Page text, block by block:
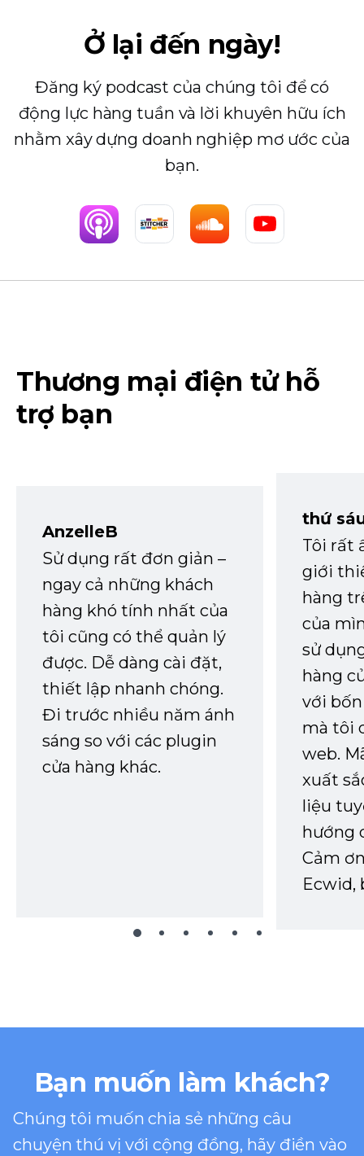
Ở lại đến ngày!
Đăng ký podcast của chúng tôi để có
động lực hàng tuần và lời khuyên hữu ích
nhằm xây dựng doanh nghiệp mơ ước của
bạn.
Thương mại điện tử hỗ
trợ bạn
AnzelleB
Sử dụng rất đơn giản –
ngay cả những khách
hàng khó tính nhất của
tôi cũng có thể quản lý
được. Dễ dàng cài đặt,
thiết lập nhanh chóng.
Đi trước nhiều năm ánh
sáng so với các plugin
cửa hàng khác.
thứ
Tôi rất
giới
hàng
của
sử
hàng
với
mà tôi
web.
xuất
liệu
hướng
Cảm
Ecwid,
Bạn muốn làm khách?
Chúng tôi muốn chia sẻ những câu
chuyện thú vị với cộng đồng, hãy điền vào